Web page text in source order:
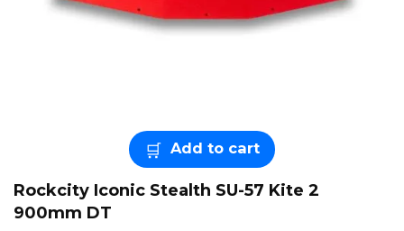
Add to cart
Rockcity Iconic Stealth SU-57 Kite 2
900mm DT